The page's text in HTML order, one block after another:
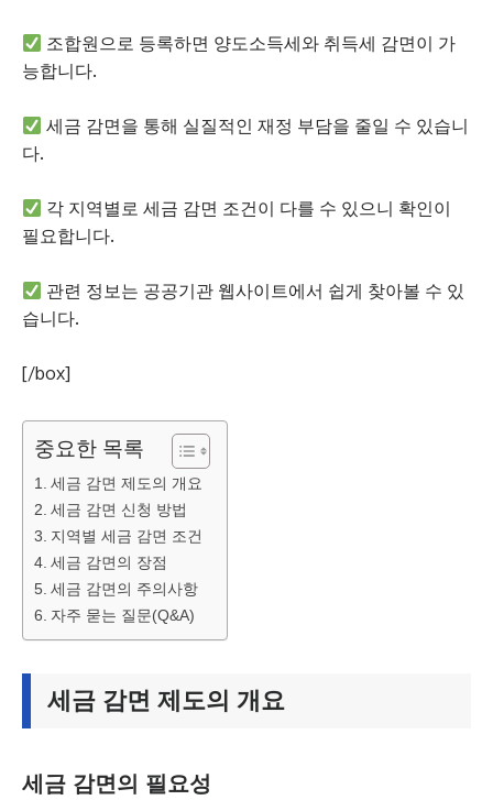
조합원으로 등록하면 양도소득세와 취득세 감면이 가
능합니다.
세금 감면을 통해 실질적인 재정 부담을 줄일 수 있습니
다.
각 지역별로 세금 감면 조건이 다를 수 있으니 확인이
필요합니다.
관련 정보는 공공기관 웹사이트에서 쉽게 찾아볼 수 있
습니다.
[/box]
중요한 목록
세금 감면 제도의 개요
세금 감면 신청 방법
지역별 세금 감면 조건
세금 감면의 장점
세금 감면의 주의사항
자주 묻는 질문(Q&A)
세금 감면 제도의 개요
세금 감면의 필요성